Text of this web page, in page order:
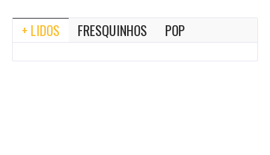
+ LIDOS FRESQUINHOS POP